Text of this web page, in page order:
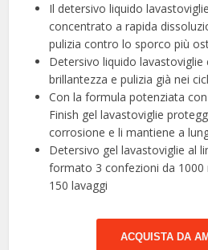
Il detersivo liquido
concentrato a rapida
pulizia contro lo sporco più
Detersivo liquido
brillantezza e pulizia già nei
Con la formula potenziata
Finish gel lavastoviglie
corrosione e li mantiene a
Detersivo gel lavastoviglie al
formato 3 confezioni da
150 lavaggi
ACQUISTA DA